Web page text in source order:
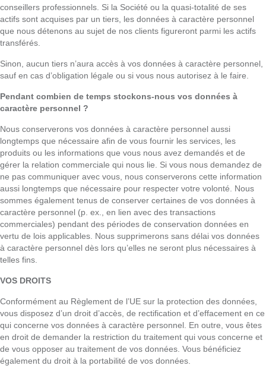
conseillers professionnels. Si la Société ou la quasi-totalité de ses
actifs sont acquises par un tiers, les données à caractère personnel
que nous détenons au sujet de nos clients figureront parmi les actifs
transférés.
Sinon, aucun tiers n’aura accès à vos données à caractère personnel,
sauf en cas d’obligation légale ou si vous nous autorisez à le faire.
Pendant combien de temps stockons-nous vos données à
caractère personnel ?
Nous conserverons vos données à caractère personnel aussi
longtemps que nécessaire afin de vous fournir les services, les
produits ou les informations que vous nous avez demandés et de
gérer la relation commerciale qui nous lie. Si vous nous demandez de
ne pas communiquer avec vous, nous conserverons cette information
aussi longtemps que nécessaire pour respecter votre volonté. Nous
sommes également tenus de conserver certaines de vos données à
caractère personnel (p. ex., en lien avec des transactions
commerciales) pendant des périodes de conservation données en
vertu de lois applicables. Nous supprimerons sans délai vos données
à caractère personnel dès lors qu’elles ne seront plus nécessaires à
telles fins.
VOS DROITS
Conformément au Règlement de l’UE sur la protection des données,
vous disposez d’un droit d’accès, de rectification et d’effacement en ce
qui concerne vos données à caractère personnel. En outre, vous êtes
en droit de demander la restriction du traitement qui vous concerne et
de vous opposer au traitement de vos données. Vous bénéficiez
également du droit à la portabilité de vos données.